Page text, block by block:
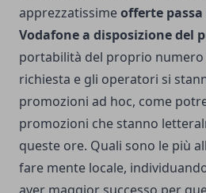
apprezzatissimeofferte passa
Vodafone a disposizione del
portabilità del proprio numero
richiesta e gli operatori si
promozioni ad hoc, come
promozioni che stanno
queste ore. Quali sono le più
fare mente locale,